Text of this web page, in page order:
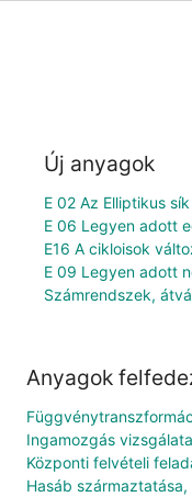
Új anyagok
E 02 Az Elliptikus
E 06 Legyen adott
E16 A cikloisok
E 09 Legyen adott
Számrendszek,
Anyagok
Ingamozgás
Központi felvételi
Hasáb származtatása,